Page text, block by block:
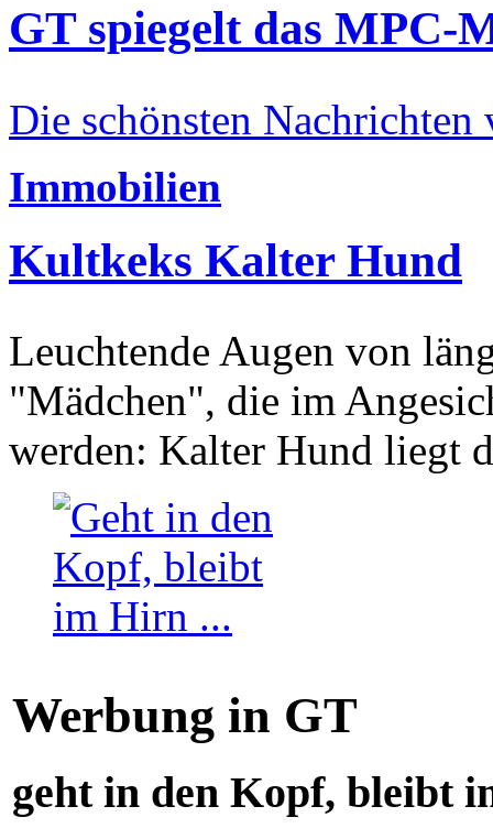
GT spiegelt das MPC-
Die schönsten Nachrichten
Immobilien
Kultkeks Kalter Hund
Leuchtende Augen von
"Mädchen", die im
werden: Kalter Hund liegt
Werbung in GT
geht in den Kopf, bleibt